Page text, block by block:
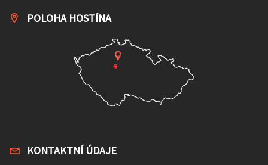
POLOHA HOSTÍNA
KONTAKTNÍ ÚDAJE